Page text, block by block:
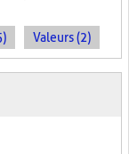
Valeurs (2)